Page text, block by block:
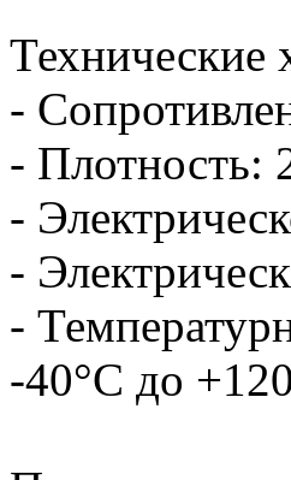
Технические
-
- Плотность:
-
-
-
-40°C до